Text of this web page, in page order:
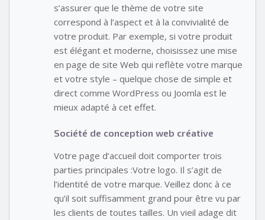
s’assurer que le thème de votre site
correspond à l’aspect et à la convivialité de
votre produit. Par exemple, si votre produit
est élégant et moderne, choisissez une mise
en page de site Web qui reflète votre marque
et votre style – quelque chose de simple et
direct comme WordPress ou Joomla est le
mieux adapté à cet effet.
Société de conception web créative
Votre page d’accueil doit comporter trois
parties principales :Votre logo. Il s’agit de
l’identité de votre marque. Veillez donc à ce
qu’il soit suffisamment grand pour être vu par
les clients de toutes tailles. Un vieil adage dit